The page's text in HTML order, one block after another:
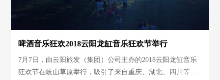
啤酒音乐狂欢2018云阳龙缸音乐狂欢节举行
7月7日，由云阳旅发（集团）公司主办的2018云阳龙缸音乐
狂欢节在岐山草原举行，吸引了来自重庆、湖北、四川等地